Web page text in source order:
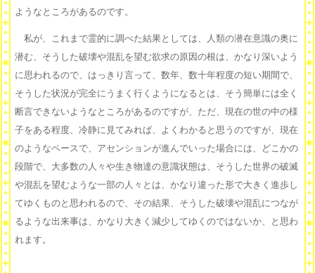
ようなところがあるのです。
私が、これまで霊的に調べた結果としては、人類の潜在意識の奥に
潜む、そうした破壊や混乱を望む欲求の原因の根は、かなり深いよう
に思われるので、はっきり言って、数年、数十年程度の短い期間で、
そうした状況が完全にうまく行くようになるとは、そう簡単には全く
断言できないようなところがあるのですが、ただ、現在の世の中の様
子をある程度、冷静に見てみれば、よくわかると思うのですが、現在
のようなペースで、アセンションが進んでいった場合には、どこかの
段階で、大多数の人々や生き物達の意識状態は、そうした世界の破滅
や混乱を望むような一部の人々とは、かなり違った形で大きく進歩し
てゆくものと思われるので、その結果、そうした破壊や混乱につなが
るような出来事は、かなり大きく減少してゆくのではないか、と思わ
れます。